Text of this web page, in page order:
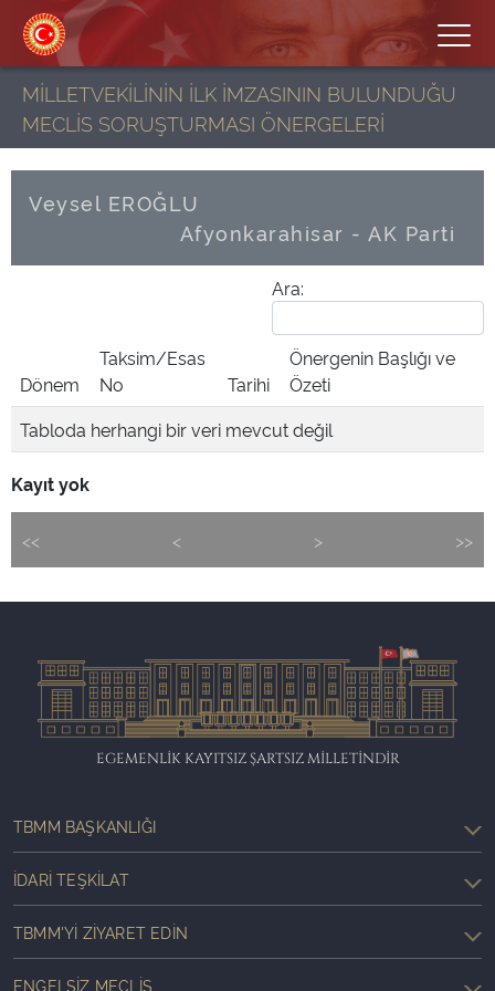
MİLLETVEKİLİNİN İLK İMZASININ BULUNDUĞU
MECLİS SORUŞTURMASI ÖNERGELERİ
Veysel EROĞLU
Afyonkarahisar - AK Parti
Ara:
Dönem
Taksim/Esas
No
Tarihi
Önergenin Başlığı ve
Özeti
Tabloda herhangi bir veri mevcut değil
Kayıt yok
<< < > >>
EGEMENLİK KAYITSIZ ŞARTSIZ MİLLETİNDİR
TBMM BAŞKANLIĞI
İDARI TEŞKILAT
TBMM'YI ZIYARET EDIN
ENGELSIZ MECLIS